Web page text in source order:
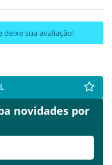
deixe sua avaliação!
novidades por